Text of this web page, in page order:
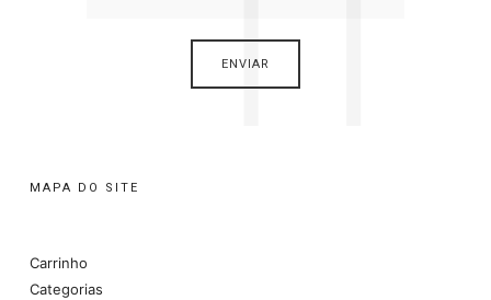
MAPA DO SITE
Carrinho
Categorias